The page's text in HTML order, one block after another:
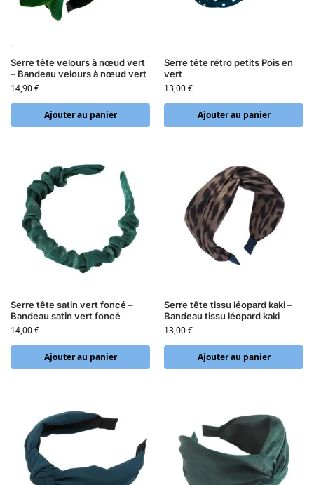
Serre tête velours à nœud vert
– Bandeau velours à nœud vert
14,90€
Ajouter au panier
Serre tête rétro petits Pois en
vert
13,00€
Ajouter au panier
Serre tête satin vert foncé –
Bandeau satin vert foncé
14,00€
Ajouter au panier
Serre tête tissu léopard kaki –
Bandeau tissu léopard kaki
13,00€
Ajouter au panier